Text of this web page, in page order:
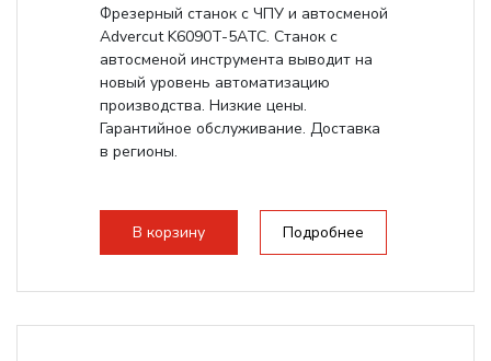
Фрезерный станок с ЧПУ и автосменой
Advercut K6090T-5ATC. Станок с
автосменой инструмента выводит на
новый уровень автоматизацию
производства. Низкие цены.
Гарантийное обслуживание. Доставка
в регионы.
В корзину Подробнее